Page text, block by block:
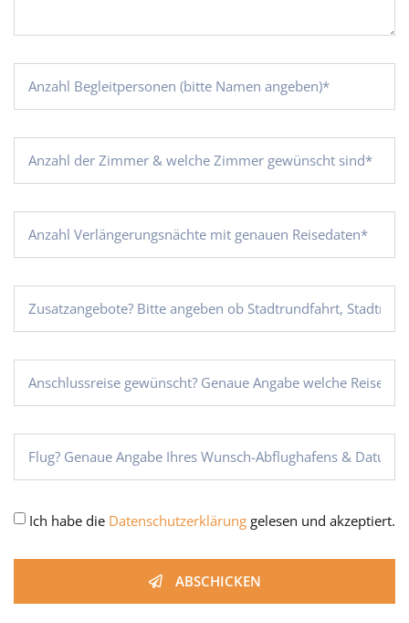
Ich habe die Datenschutzerklärung gelesen und akzeptiert.
ABSCHICKEN